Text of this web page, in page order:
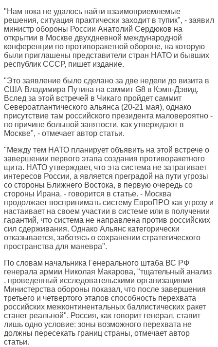
"Нам пока не удалось найти взаимоприемлемые
решения, ситуация практически заходит в тупик", - заявил
министр обороны России Анатолий Сердюков на
открытии в Москве двухдневной международной
конференции по противоракетной обороне, на которую
были приглашены представители стран НАТО и бывших
республик СССР, пишет издание.
"Это заявление было сделано за две недели до визита в
США Владимира Путина на саммит G8 в Кэмп-Дэвид.
Вслед за этой встречей в Чикаго пройдет саммит
Североатлантического альянса (20-21 мая), однако
присутствие там российского президента маловероятно -
по причине большой занятости, как утверждают в
Москве", - отмечает автор статьи.
"Между тем НАТО планирует объявить на этой встрече о
завершении первого этапа создания противоракетного
щита. НАТО утверждает, что эта система не затрагивает
интересов России, а является преградой на пути угрозы
со стороны Ближнего Востока, в первую очередь со
стороны Ирана, - говорится в статье. - Москва
продолжает воспринимать систему ЕвроПРО как угрозу и
настаивает на своем участии в системе или в получении
гарантий, что система не направлена против российских
сил сдерживания. Однако Альянс категорически
отказывается, заботясь о сохранении стратегического
пространства для маневра".
По словам начальника Генерального штаба ВС РФ
генерала армии Николая Макарова, "тщательный анализ
, проведенный исследовательскими организациями
Министерства обороны показал, что после завершения
третьего и четвертого этапов способность перехвата
российских межконтинентальных баллистических ракет
станет реальной". Россия, как говорит генерал, ставит
лишь одно условие: зоны возможного перехвата не
должны пересекать границ страны, отмечает автор
статьи.